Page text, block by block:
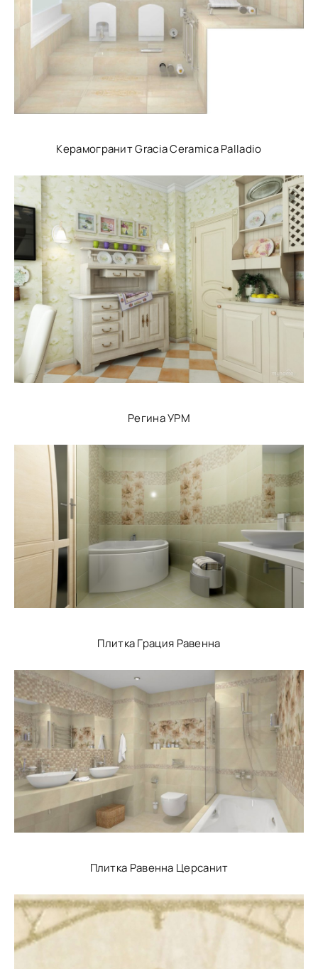
Керамогранит Gracia Ceramica Palladio
Регина УРМ
Плитка Грация Равенна
Плитка Равенна Церсанит